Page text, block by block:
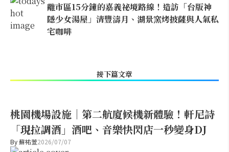
離市區15分鐘的嘉義祕境路線！造訪「台版神
隱少女湯屋」清豐濤月、湖景窯烤披薩與人氣私
宅咖啡
接下篇文章
桃園機場設施｜第二航廈候機新體驗！軒尼詩
「現拉調酒」酒吧、音樂快閃店一秒變身DJ
By蘇祐萱2026/07/07